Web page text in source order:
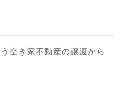
空き家不動産の譲渡から